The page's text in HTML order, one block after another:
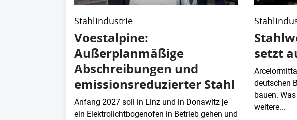
Stahlindustrie
Voestalpine:
Außerplanmäßige
Abschreibungen und
emissionsreduzierter Stahl
Anfang 2027 soll in Linz und in Donawitz je
ein Elektrolichtbogenofen in Betrieb gehen und
setzt
deutschen
bauen.
weitere...